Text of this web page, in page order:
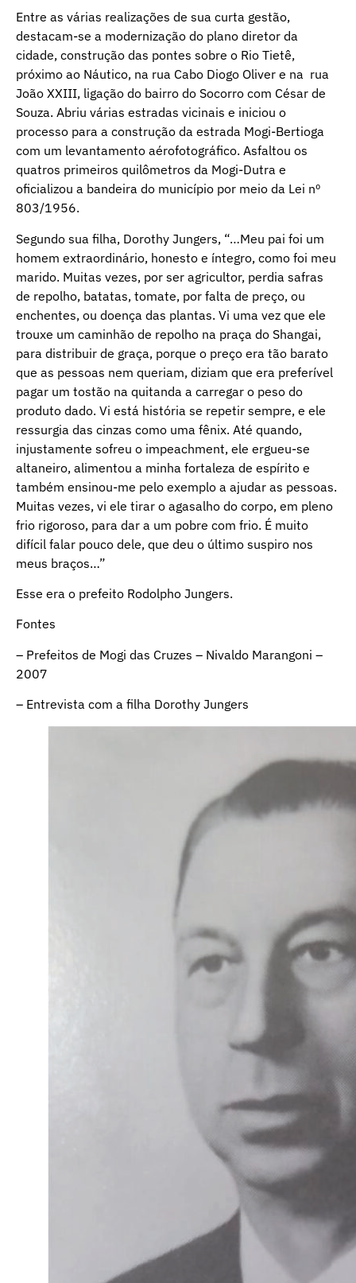
Entre as várias realizações de sua curta gestão,
destacam-se a modernização do plano diretor da
cidade, construção das pontes sobre o Rio Tietê,
próximo ao Náutico, na rua Cabo Diogo Oliver e na rua
João XXIII, ligação do bairro do Socorro com César de
Souza. Abriu várias estradas vicinais e iniciou o
processo para a construção da estrada Mogi-Bertioga
com um levantamento aérofotográfico. Asfaltou os
quatros primeiros quilômetros da Mogi-Dutra e
oficializou a bandeira do município por meio da Lei nº
803/1956.
Segundo sua filha, Dorothy Jungers, “…Meu pai foi um
homem extraordinário, honesto e íntegro, como foi meu
marido. Muitas vezes, por ser agricultor, perdia safras
de repolho, batatas, tomate, por falta de preço, ou
enchentes, ou doença das plantas. Vi uma vez que ele
trouxe um caminhão de repolho na praça do Shangai,
para distribuir de graça, porque o preço era tão barato
que as pessoas nem queriam, diziam que era preferível
pagar um tostão na quitanda a carregar o peso do
produto dado. Vi está história se repetir sempre, e ele
ressurgia das cinzas como uma fênix. Até quando,
injustamente sofreu o impeachment, ele ergueu-se
altaneiro, alimentou a minha fortaleza de espírito e
também ensinou-me pelo exemplo a ajudar as pessoas.
Muitas vezes, vi ele tirar o agasalho do corpo, em pleno
frio rigoroso, para dar a um pobre com frio. É muito
difícil falar pouco dele, que deu o último suspiro nos
meus braços…”
Esse era o prefeito Rodolpho Jungers.
Fontes
– Prefeitos de Mogi das Cruzes – Nivaldo Marangoni –
2007
– Entrevista com a filha Dorothy Jungers